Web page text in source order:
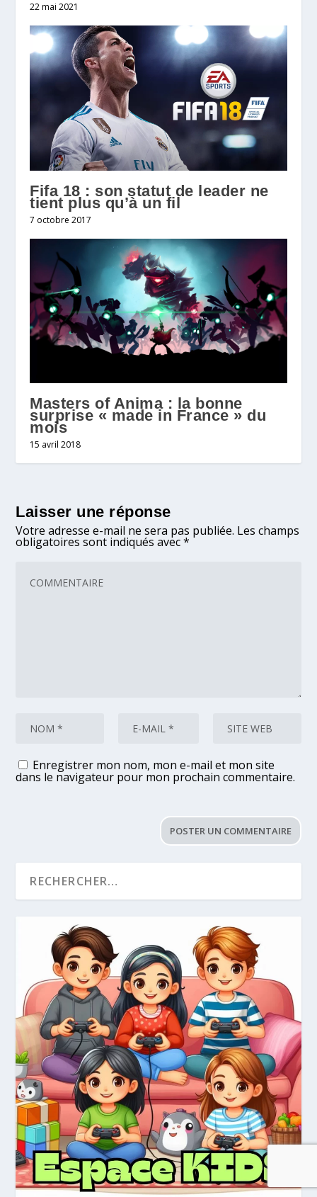
22 mai 2021
Fifa 18 : son statut de leader ne
tient plus qu’à un fil
7 octobre 2017
Masters of Anima : la bonne
surprise « made in France » du
mois
15 avril 2018
Laisser une réponse
Votre adresse e-mail ne sera pas publiée. Les champs
obligatoires sont indiqués avec*
Enregistrer mon nom, mon e-mail et mon site
dans le navigateur pour mon prochain commentaire.